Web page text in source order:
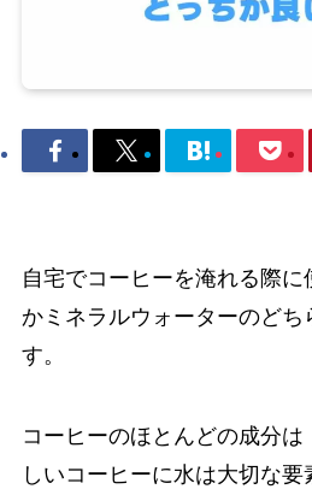
自宅でコーヒーを淹れる際
かミネラルウォーターのどち
す。
コーヒーのほとんどの成分
しいコーヒーに水は大切な要